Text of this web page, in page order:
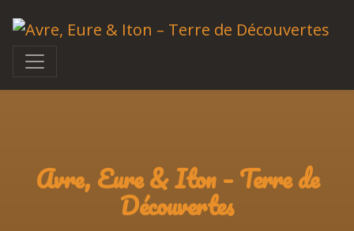
Avre, Eure & Iton – Terre de
Découvertes